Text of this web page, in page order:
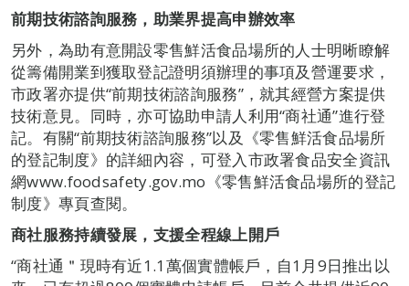
前期技術諮詢服務，助業界提高申辦效率
另外，為助有意開設零售鮮活食品場所的人士明晰瞭解
從籌備開業到獲取登記證明須辦理的事項及營運要求，
市政署亦提供“前期技術諮詢服務”，就其經營方案提供
技術意見。同時，亦可協助申請人利用“商社通”進行登
記。有關“前期技術諮詢服務”以及《零售鮮活食品場所
的登記制度》的詳細內容，可登入市政署食品安全資訊
網www.foodsafety.gov.mo《零售鮮活食品場所的登記
制度》專頁查閱。
商社服務持續發展，支援全程線上開戶
“商社通＂現時有近1.1萬個實體帳戶，自1月9日推出以